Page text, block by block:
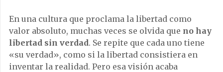
En una cultura que proclama la libertad como
valor absoluto, muchas veces se olvida que no hay
libertad sin verdad. Se repite que cada uno tiene
«su verdad», como si la libertad consistiera en
inventar la realidad. Pero esa visión acaba